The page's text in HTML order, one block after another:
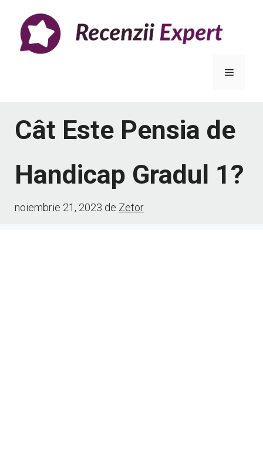
conținut
Meniu
Cât Este Pensia de
Handicap Gradul 1?
noiembrie 21, 2023 de Zetor